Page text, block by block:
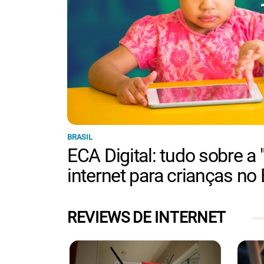
BRASIL
ECA Digital: tudo sobre
internet para crianças no
REVIEWS DE INTERNET